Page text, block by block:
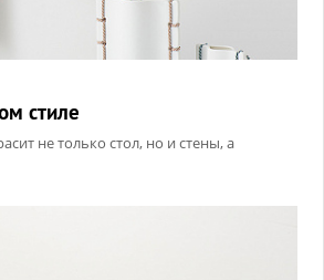
стиле
не только стол, но и стены, а